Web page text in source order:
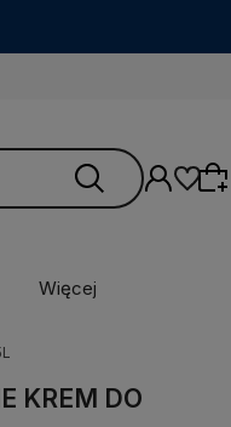
aktualnej
dodane
sesji.
Więcej
KREM DO